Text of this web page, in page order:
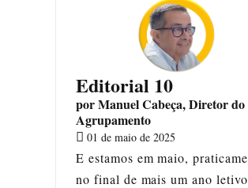
Editorial 09
por Manuel Cabeça, Diretor do
Agrupamento
01 de abril de 2025
Abril marca o princípio de um
novo mandato da minha pessoa